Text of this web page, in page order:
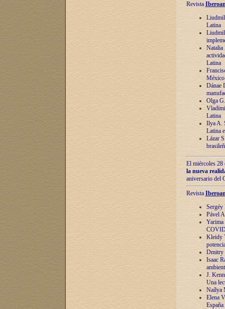
Revista
Latina
Natalia
Latina
México
Dánae
Olga
Latina
Ilya A.
Latina
Lázar
El miércoles 28
la nueva
aniversario del
Revista
Sergéy
Pável
Yarima
Kleidy
Dmitry
Isaac
J.
Una
Naílya
Elena
España